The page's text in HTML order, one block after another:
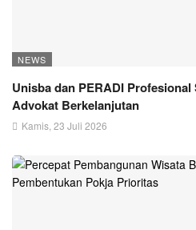
NEWS
Unisba dan PERADI
Advokat Berkelanjutan
Kamis, 23 Juli 2026